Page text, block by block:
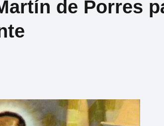
de Porres